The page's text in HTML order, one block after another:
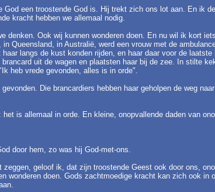
een troostende God is. Hij trekt zich ons lot aan. En ik
kracht hebben we allemaal nodig.
denken. Ook wij kunnen wonderen doen. En nu wil ik kort
Queensland, in Australië, werd een vrouw met de
langs de kust konden rijden, en haar daar voor de laatste
uit de wagen en plaatsten haar bij de zee. In stilte
heb vrede gevonden, alles is in orde".
Die brancardiers hebben haar geholpen de weg
is allemaal in orde. En kleine, onopvallende daden van
door hem, zo was hij God-met-ons.
geloof ik, dat zijn troostende Geest ook door ons,
wonderen doen. Gods zachtmoedige kracht kan zich ook in